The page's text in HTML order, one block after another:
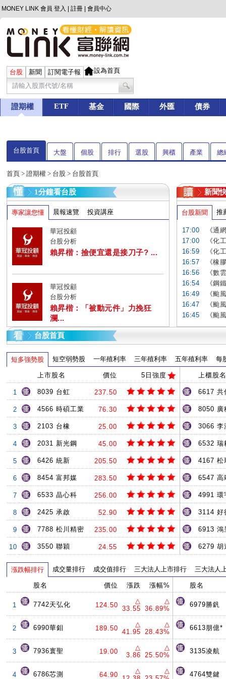
MONEY LINK 會員 登入 註冊 會員中心
台股 新聞 訂閱電子報 設為首頁
證期權 ETF 基金 國際 外匯 債券
台股首頁 大盤 個股 排行 選股 興櫃 產業 總
首頁 > 證期權 > 台股 > 台股首頁
1分鐘看台股
專家讓您懂 晨報速覽 投資講座
華冠投顧
台股分析
賴昇楷：撿便宜還是接刀子? ...
華冠投顧
台股分析
賴昇楷：「被動元件」力挽狂
瀾...
新聞
台股新聞 推
17:00
《通
17:00
《化
16:59
《化
16:57
《橡
16:56
《數
16:54
《鋼
16:49
《颱
16:47
《颱
16:45
《颱
台股首頁
短多強勢股 短空弱勢股 一年殖利率 三年殖利率 五年殖利率 每
上市股名 價位 5日強度
1 8039 台虹 237.50
2 4566 時碩工業 76.30
3 2103 台橡 25.00
4 2031 新光鋼 45.00
5 6426 統新 205.50
6 8454 富邦媒 283.50
7 6533 晶心科 256.00
8 2425 承啟 52.90
9 7788 松川精密 235.00
10 3550 聯穎 24.55
上櫃股名
6617 共
8050 廣
3066 李
6532 瑞
4167 松
6547 高
4991 環
3114 好
6913 鴻
6279 胡
漲跌幅排行 成交量排行 成交值排行 三大法人上市排行 三大法人
股名 價位 漲跌 漲幅%
1 7742天弘化 124.50
△
33.55
△
36.89%
2 6990華鉬 189.50
△
41.95
△
28.43%
3 7936寰聖 19.00
△
3.86
△
25.50%
4 6786芯測 64.90
△
△
股名
6979勝釩
6613朋億*
3135凌航
4764雙鍵